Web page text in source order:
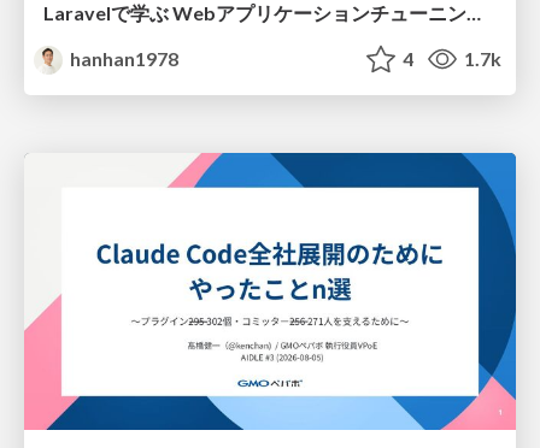
Laravelで学ぶ Webアプリケーションチューニング入門/web_application_tuning_101
hanhan1978
4 1.7k